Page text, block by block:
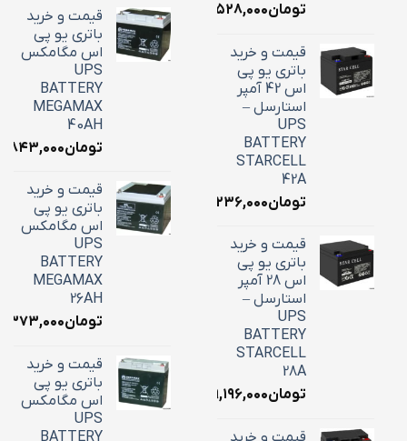
تومان۲۲,۵۲۸,۰۰۰
قیمت و خرید
باتری یو پی
اس 42 آمپر
استارسل –
UPS
BATTERY
STARCELL
42A
تومان۱۶,۲۳۶,۰۰۰
قیمت و خرید
باتری یو پی
اس 28 آمپر
استارسل –
UPS
BATTERY
STARCELL
28A
تومان۹,۱۹۶,۰۰۰
قیمت و خرید
قیمت و خرید
باتری یو پی
اس مگامکس
UPS
BATTERY
MEGAMAX
40AH
تومان
قیمت و خرید
باتری یو پی
اس مگامکس
UPS
BATTERY
MEGAMAX
26AH
تومان
قیمت و خرید
باتری یو پی
اس مگامکس
UPS
BATTERY